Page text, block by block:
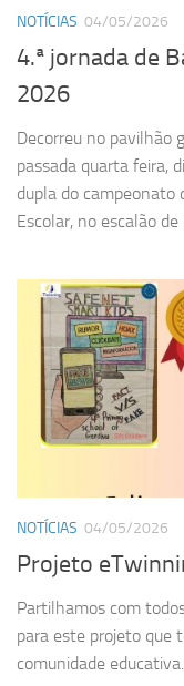
NOTÍCIAS 04/05/2026
4.ª jornada de
2026
Decorreu no pavilhão
passada quarta feira,
dupla do campeonato
Escolar, no escalão
NOTÍCIAS 04/05/2026
Projeto
Partilhamos com
para este projeto que
comunidade